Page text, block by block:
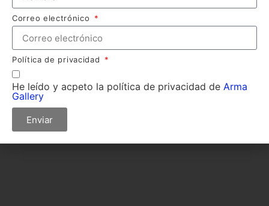
Correo electrónico
Política de privacidad
He leído y acpeto la política de privacidad de Arma
Gallery
Enviar